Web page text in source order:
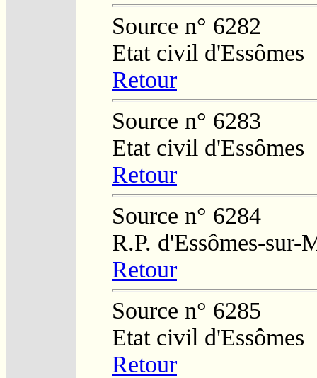
Source n° 6282
Etat civil d'Essômes
Retour
Source n° 6283
Etat civil d'Essômes
Retour
Source n° 6284
R.P. d'Essômes-sur-
Retour
Source n° 6285
Etat civil d'Essômes
Retour